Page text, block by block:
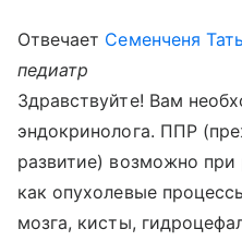
Отвечает Семенченя
педиатр
Здравствуйте! Вам
эндокринолога. ППР
развитие) возможно при
как опухолевые
мозга, кисты,